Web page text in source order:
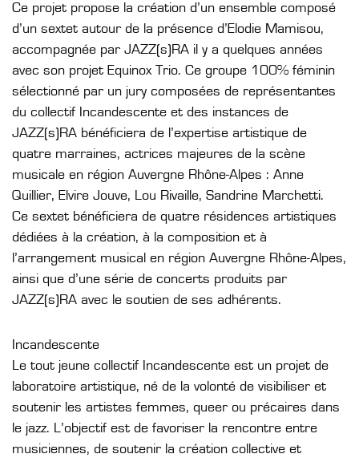
Ce projet propose la création d’un ensemble composé
d’un sextet autour de la présence d’Elodie Mamisou,
accompagnée par JAZZ(s)RA il y a quelques années
avec son projet Equinox Trio. Ce groupe 100% féminin
sélectionné par un jury composées de représentantes
du collectif Incandescente et des instances de
JAZZ(s)RA bénéficiera de l’expertise artistique de
quatre marraines, actrices majeures de la scène
musicale en région Auvergne Rhône-Alpes : Anne
Quillier, Elvire Jouve, Lou Rivaille, Sandrine Marchetti.
Ce sextet bénéficiera de quatre résidences artistiques
dédiées à la création, à la composition et à
l’arrangement musical en région Auvergne Rhône-Alpes,
ainsi que d’une série de concerts produits par
JAZZ(s)RA avec le soutien de ses adhérents.
Incandescente
Le tout jeune collectif Incandescente est un projet de
laboratoire artistique, né de la volonté de visibiliser et
soutenir les artistes femmes, queer ou précaires dans
le jazz. L’objectif est de favoriser la rencontre entre
musiciennes, de soutenir la création collective et